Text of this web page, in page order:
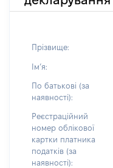
Прізвище:
Імʼя:
По батькові (за
наявності):
Реєстраційний
номер облікової
картки платника
податків (за
наявності):